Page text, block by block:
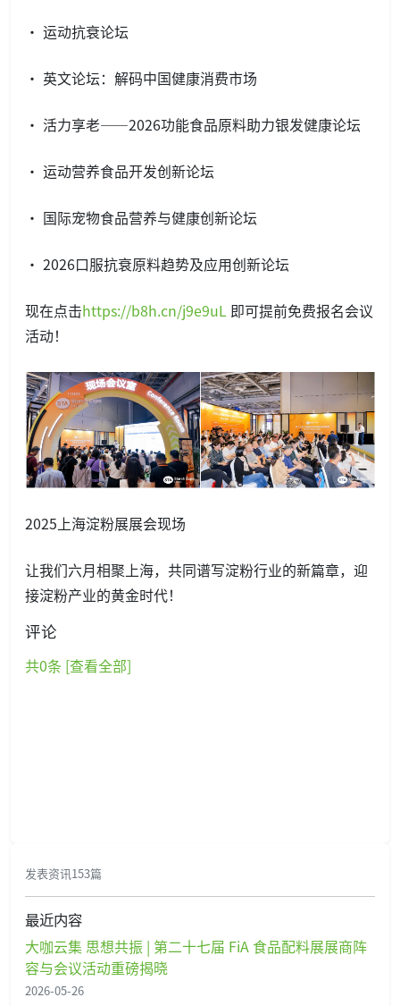
· 运动抗衰论坛
· 英文论坛：解码中国健康消费市场
· 活力享老——2026功能食品原料助力银发健康论坛
· 运动营养食品开发创新论坛
· 国际宠物食品营养与健康创新论坛
· 2026口服抗衰原料趋势及应用创新论坛
现在点击https://b8h.cn/j9e9uL 即可提前免费报名会议
活动！
2025上海淀粉展展会现场
让我们六月相聚上海，共同谱写淀粉行业的新篇章，迎
接淀粉产业的黄金时代！
评论
共0条 [查看全部]
发表资讯153篇
最近内容
大咖云集 思想共振 | 第二十七届 FiA 食品配料展展商阵
容与会议活动重磅揭晓
2026-05-26